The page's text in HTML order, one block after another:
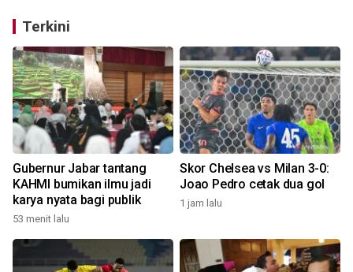
Terkini
Gubernur Jabar tantang
KAHMI bumikan ilmu jadi
karya nyata bagi publik
53 menit lalu
Skor Chelsea vs Milan 3-0:
Joao Pedro cetak dua gol
1 jam lalu